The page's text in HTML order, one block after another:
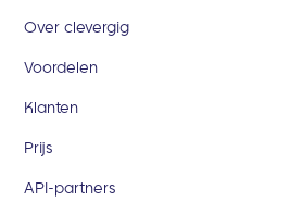
Over clevergig
Voordelen
Klanten
Prijs
API-partners